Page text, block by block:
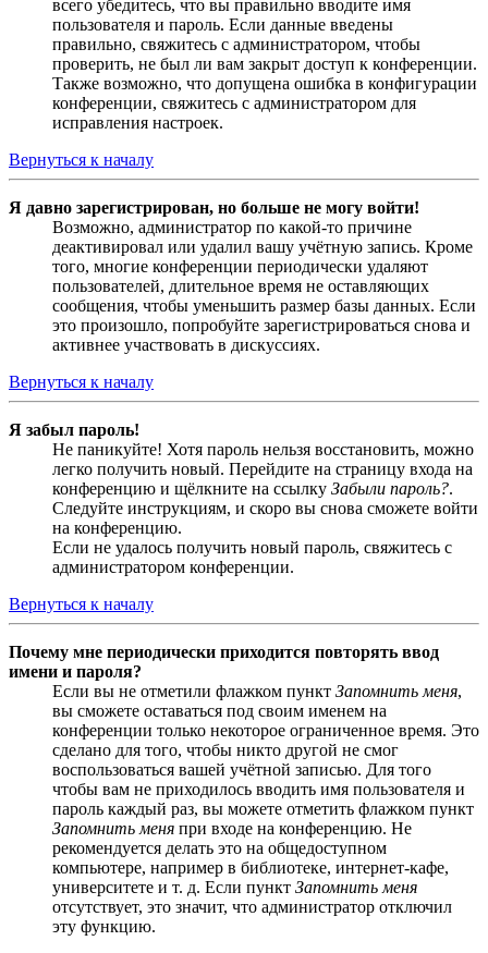
всего убедитесь, что вы правильно вводите имя
пользователя и пароль. Если данные введены
правильно, свяжитесь с администратором, чтобы
проверить, не был ли вам закрыт доступ к конференции.
Также возможно, что допущена ошибка в конфигурации
конференции, свяжитесь с администратором для
исправления настроек.
Вернуться к началу
Я давно зарегистрирован, но больше не могу войти!
Возможно, администратор по какой-то причине
деактивировал или удалил вашу учётную запись. Кроме
того, многие конференции периодически удаляют
пользователей, длительное время не оставляющих
сообщения, чтобы уменьшить размер базы данных. Если
это произошло, попробуйте зарегистрироваться снова и
активнее участвовать в дискуссиях.
Вернуться к началу
Я забыл пароль!
Не паникуйте! Хотя пароль нельзя восстановить, можно
легко получить новый. Перейдите на страницу входа на
конференцию и щёлкните на ссылку Забыли пароль?.
Следуйте инструкциям, и скоро вы снова сможете войти
на конференцию.
Если не удалось получить новый пароль, свяжитесь с
администратором конференции.
Вернуться к началу
Почему мне периодически приходится повторять ввод
имени и пароля?
Если вы не отметили флажком пункт Запомнить меня,
вы сможете оставаться под своим именем на
конференции только некоторое ограниченное время. Это
сделано для того, чтобы никто другой не смог
воспользоваться вашей учётной записью. Для того
чтобы вам не приходилось вводить имя пользователя и
пароль каждый раз, вы можете отметить флажком пункт
Запомнить меня при входе на конференцию. Не
рекомендуется делать это на общедоступном
компьютере, например в библиотеке, интернет-кафе,
университете и т. д. Если пункт Запомнить меня
отсутствует, это значит, что администратор отключил
эту функцию.